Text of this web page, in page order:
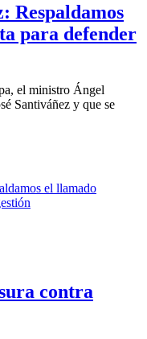
Respaldamos
para defender
el ministro Ángel
Santiváñez y que se
contra